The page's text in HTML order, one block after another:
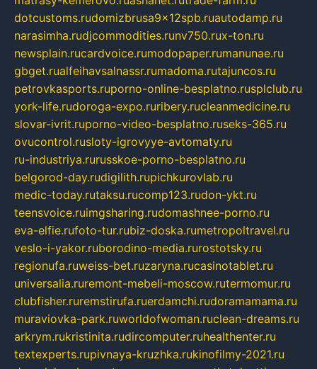
dotcustoms.rudomizbrusa9x12spb.ruautodamp.ru
narasimha.rudjcommodities.runv750.rux-ton.ru
newsplain.rucardvoice.rumodopaper.rumanunae.ru
gbget.rualfeihavsalnassr.rumadoma.rutajuncos.ru
petrovkasports.ruporno-online-besplatno.rusplclub.ru
york-life.rudoroga-expo.ruribery.rucleanmedicine.ru
slovar-ivrit.ruporno-video-besplatno.ruseks-365.ru
ovucontrol.rusloty-igrovyye-avtomaty.ru
ru-industriya.rurusskoe-porno-besplatno.ru
belgorod-day.rudigilith.rupichkurovlab.ru
medic-today.rutaksu.rucomp123.rudon-ykt.ru
teensvoice.ruimgsharing.rudomashnee-porno.ru
eva-elfie.rufoto-tur.rubiz-doska.rumetropoltravel.ru
veslo-i-yakor.ruborodino-media.rurostotsky.ru
regionufa.ruweiss-bet.ruzaryna.rucasinotablet.ru
universalia.ruremont-mebeli-moscow.rutermomur.ru
clubfisher.ruremstirufa.ruerdamchi.rudoramamama.ru
muraviovka-park.ruworldofwoman.ruclean-dreams.ru
arkrym.rukristinita.rudircomputer.ruhealthenter.ru
textexperts.rupivnaya-kruzhka.rukinofilmy-2021.ru